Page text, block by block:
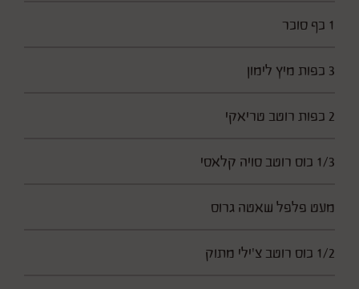
1 כף סוכר
3 כפות מיץ לימון
2 כפות רוטב טריאקי
1/3 כוס רוטב סויה קלאסי
מעט פלפל שאטה גרוס
1/2 כוס רוטב צ'ילי מתוק